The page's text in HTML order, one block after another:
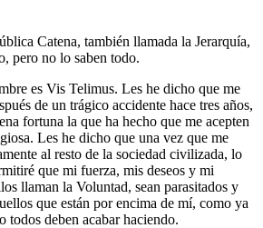
Catena, también llamada la Jerarquía,
pero no lo saben todo.
es Vis Telimus. Les he dicho que me
de un trágico accidente hace tres años,
fortuna la que ha hecho que me acepten
Les he dicho que una vez que me
al resto de la sociedad civilizada, lo
que mi fuerza, mis deseos y mi
llaman la Voluntad, sean parasitados y
que están por encima de mí, como ya
todos deben acabar haciendo.